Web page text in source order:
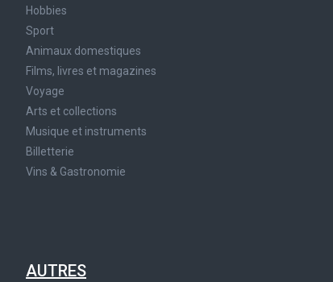
Hobbies
Sport
Animaux domestiques
Films, livres et magazines
Voyage
Arts et collections
Musique et instruments
Billetterie
Vins & Gastronomie
AUTRES